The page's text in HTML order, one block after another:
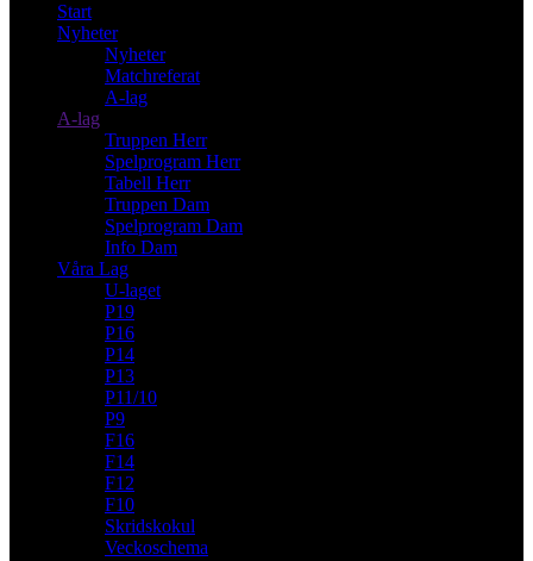
Start
Nyheter
Nyheter
Matchreferat
A-lag
A-lag
Truppen Herr
Spelprogram Herr
Tabell Herr
Truppen Dam
Spelprogram Dam
Info Dam
Våra Lag
U-laget
P19
P16
P14
P13
P11/10
P9
F16
F14
F12
F10
Skridskokul
Veckoschema